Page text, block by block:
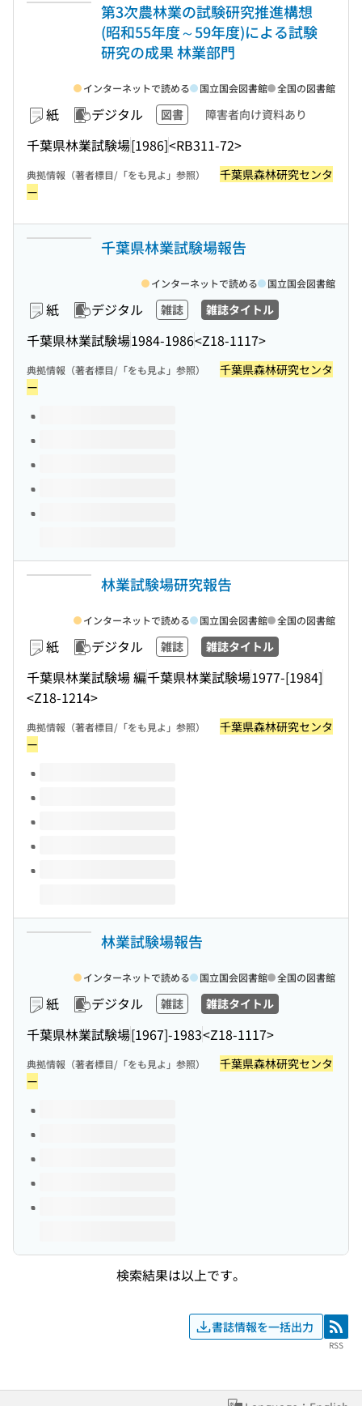
第3次農林業の試験研究推進構想
(昭和55年度～59年度)による試験
研究の成果 林業部門
紙 デジタル 図書 障害者向け資料あり
千葉県林業試験場[1986]<RB311-72>
インターネットで読める 国立国会図書館 全国の図書館
典拠情報（著者標目/「をも見よ」参照）
千葉県森林研究センタ
ー
千葉県林業試験場報告
紙 デジタル 雑誌 雑誌タイトル
千葉県林業試験場1984-1986<Z18-1117>
インターネットで読める 国立国会図書館
典拠情報（著者標目/「をも見よ」参照）
千葉県森林研究センタ
ー
このタイトルの巻号
林業試験場研究報告
紙 デジタル 雑誌 雑誌タイトル
千葉県林業試験場 編千葉県林業試験場1977-[1984]
<Z18-1214>
インターネットで読める 国立国会図書館 全国の図書館
典拠情報（著者標目/「をも見よ」参照）
千葉県森林研究センタ
ー
このタイトルの巻号
林業試験場報告
紙 デジタル 雑誌 雑誌タイトル
千葉県林業試験場[1967]-1983<Z18-1117>
インターネットで読める 国立国会図書館 全国の図書館
典拠情報（著者標目/「をも見よ」参照）
千葉県森林研究センタ
ー
このタイトルの巻号
検索結果は以上です。
書誌情報を一括出力 RSS
RSS